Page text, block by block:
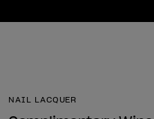
NAIL LACQUER